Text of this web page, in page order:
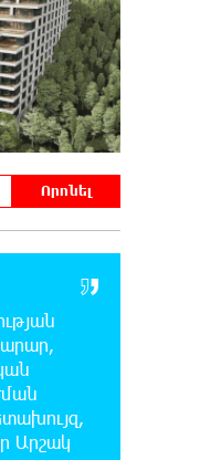
«Փաստ»
չի կարող
առաջիկա
և
Արշակ